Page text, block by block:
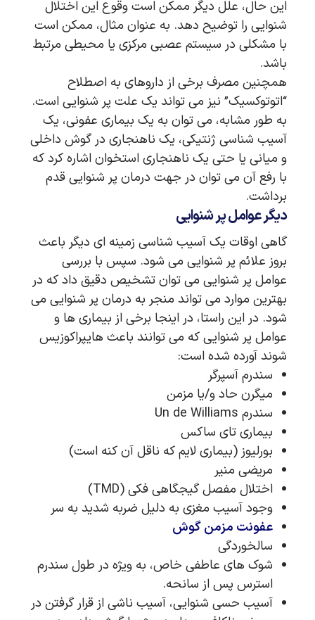
این حال، علل دیگر ممکن است وقوع این اختلال
شنوایی را توضیح دهد. به عنوان مثال، ممکن است
با مشکلی در سیستم عصبی مرکزی یا محیطی مرتبط
باشد.
همچنین مصرف برخی از داروهای به اصطلاح
“اتوتوکسیک” نیز می تواند یک علت پر شنوایی است.
به طور مشابه، می توان به یک بیماری عفونی، یک
آسیب شناسی ژنتیکی، یک ناهنجاری در گوش داخلی
و میانی یا حتی یک ناهنجاری استخوان اشاره کرد که
با رفع آن می توان در جهت درمان پر شنوایی قدم
برداشت.
دیگر عوامل پر شنوایی
گاهی اوقات یک آسیب شناسی زمینه ای دیگر باعث
بروز علائم پر شنوایی می شود. سپس با بررسی
عوامل پر شنوایی می توان تشخیص دقیق داد که در
بهترین موارد می تواند منجر به درمان پر شنوایی می
شود. در این راستا، در اینجا برخی از بیماری ها و
عوامل پر شنوایی که می توانند باعث هایپراکوزیس
شوند آورده شده است:
سندرم آسپرگر
میگرن حاد و/یا مزمن
سندرم Un de Williams
بیماری تای ساکس
بورلیوز (بیماری لایم که ناقل آن کنه است)
مریضی منیر
اختلال مفصل گیجگاهی فکی (TMD)
وجود آسیب مغزی به دلیل ضربه شدید به سر
عفونت مزمن گوش
سالخوردگی
شوک های عاطفی خاص، به ویژه در طول سندرم
استرس پس از سانحه.
آسیب حسی شنوایی، آسیب ناشی از قرار گرفتن در